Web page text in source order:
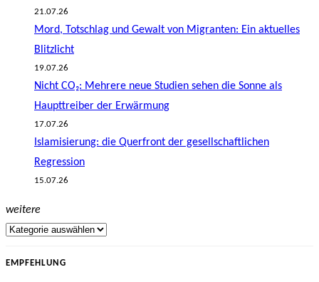
21.07.26
Mord, Totschlag und Gewalt von Migranten: Ein aktuelles
Blitzlicht
19.07.26
Nicht CO₂: Mehrere neue Studien sehen die Sonne als
Haupttreiber der Erwärmung
17.07.26
Islamisierung: die Querfront der gesellschaftlichen
Regression
15.07.26
weitere
EMPFEHLUNG